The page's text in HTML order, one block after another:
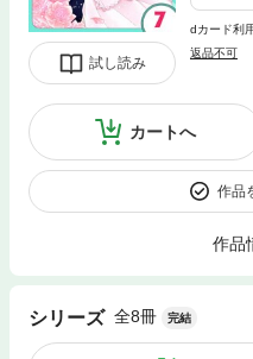
試し読み
dカード利
返品不可
カートへ
作品
作品
シリーズ 全8冊 完結